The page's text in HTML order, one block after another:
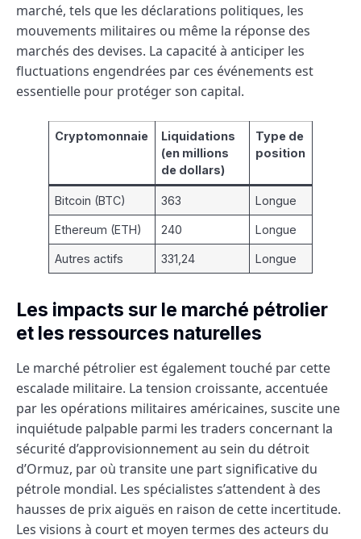
marché, tels que les déclarations politiques, les
mouvements militaires ou même la réponse des
marchés des devises. La capacité à anticiper les
fluctuations engendrées par ces événements est
essentielle pour protéger son capital.
Cryptomonnaie
Liquidations
(en millions
de dollars)
Type de
position
Bitcoin (BTC) 363 Longue
Ethereum (ETH) 240 Longue
Autres actifs 331,24 Longue
Les impacts sur le marché pétrolier
et les ressources naturelles
Le marché pétrolier est également touché par cette
escalade militaire. La tension croissante, accentuée
par les opérations militaires américaines, suscite une
inquiétude palpable parmi les traders concernant la
sécurité d’approvisionnement au sein du détroit
d’Ormuz, par où transite une part significative du
pétrole mondial. Les spécialistes s’attendent à des
hausses de prix aiguës en raison de cette incertitude.
Les visions à court et moyen termes des acteurs du